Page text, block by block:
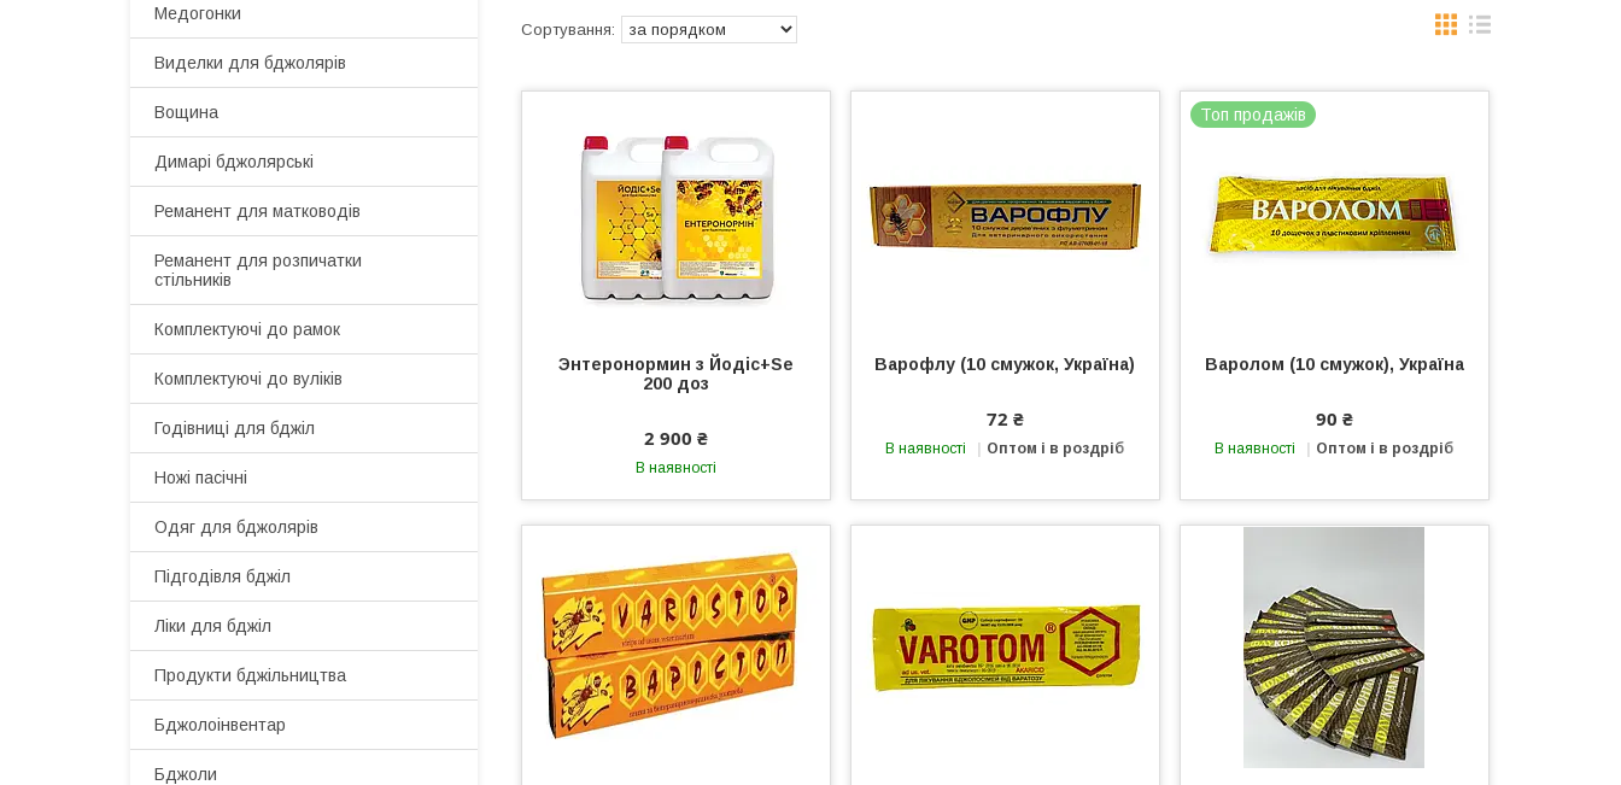
Энтеронормин з Йодіс+Se
200 доз
2 900 ₴
В наявності
Варофлу (10 смужок, Україна)
72 ₴
В наявності Оптом і в роздріб
Топ продажів
Варолом (10 смужок), Україна
90 ₴
В наявності Оптом і в роздріб
Медогонки
Виделки для бджолярів
Вощина
Димарі бджолярські
Реманент для матководів
Реманент для розпичатки
стільників
Комплектуючі до рамок
Комплектуючі до вуліків
Годівниці для бджіл
Ножі пасічні
Одяг для бджолярів
Підгодівля бджіл
Ліки для бджіл
Продукти бджільництва
Бджолоінвентар
Бджоли